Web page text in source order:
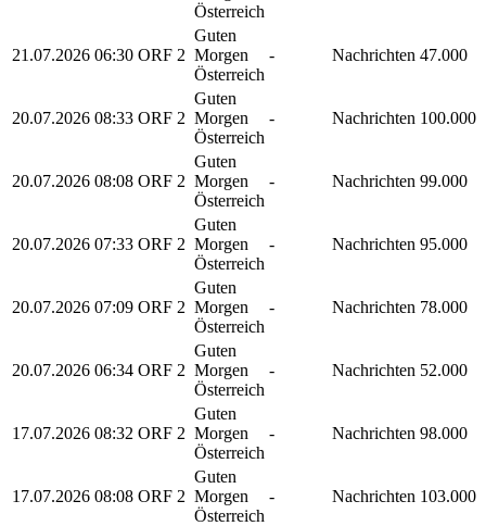
Österreich
21.07.2026 06:30 ORF 2
Guten
Morgen
Österreich
- Nachrichten 47.000
20.07.2026 08:33 ORF 2
Guten
Morgen
Österreich
- Nachrichten 100.000
20.07.2026 08:08 ORF 2
Guten
Morgen
Österreich
- Nachrichten 99.000
20.07.2026 07:33 ORF 2
Guten
Morgen
Österreich
- Nachrichten 95.000
20.07.2026 07:09 ORF 2
Guten
Morgen
Österreich
- Nachrichten 78.000
20.07.2026 06:34 ORF 2
Guten
Morgen
Österreich
- Nachrichten 52.000
17.07.2026 08:32 ORF 2
Guten
Morgen
Österreich
- Nachrichten 98.000
17.07.2026 08:08 ORF 2
Guten
Morgen
Österreich
- Nachrichten 103.000